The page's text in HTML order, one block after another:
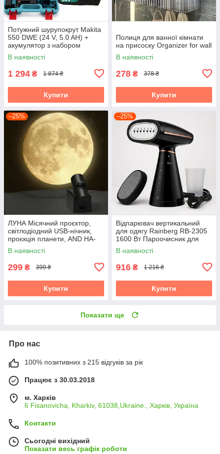
Потужний шурупокрут Makita
550 DWE (24 V, 5.0 AH) +
акумулятор з набором
інструментів "Макіта"
В наявності
1 294 ₴ 1 874 ₴
Купити
Полиця для ванної кімнати
на присоску Organizer for wall
В наявності
278 ₴ 378 ₴
Купити
–25%
ЛУНА Місячний проєктор,
світлодіодний USB-нічник,
проєкція планети, AND HA-
126
В наявності
299 ₴ 399 ₴
Купити
–25%
Відпарювач вертикальний
для одягу Rainberg RB-2305
1600 Вт Пароочисник для
штор і постільної білизни
В наявності
916 ₴ 1 216 ₴
Купити
Показати ще
Про нас
100% позитивних з 215 відгуків за рік
Працює з 30.03.2018
м. Харків
6 Fisanovicha, Kharkiv, 61038,Ukraine., Харків, Україна
Контакти
Сьогодні вихідний
Показати весь графік роботи